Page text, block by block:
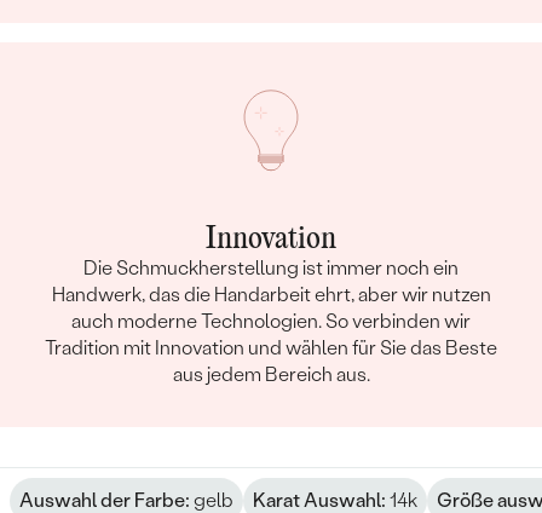
Innovation
Die Schmuckherstellung ist immer noch ein
Handwerk, das die Handarbeit ehrt, aber wir nutzen
auch moderne Technologien. So verbinden wir
Tradition mit Innovation und wählen für Sie das Beste
aus jedem Bereich aus.
Auswahl der Farbe: gelb Karat Auswahl: 14k Größe